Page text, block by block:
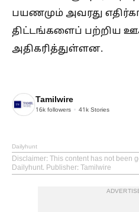
பயணமும் அவரது
திட்டங்களைப் பற்றிய
அதிகரித்துள்ளன.
Tamilwire
16k followers 41k Stories
Dailyhunt
Disclaimer: This content has not been
Dailyhunt. Publisher: Tamilwire